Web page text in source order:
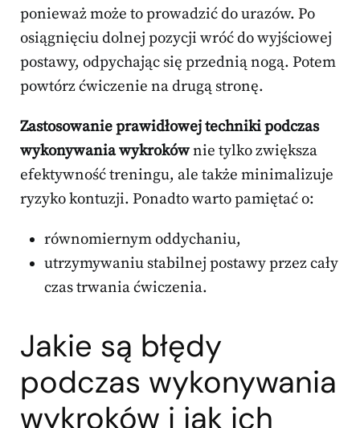
ponieważ może to prowadzić do urazów. Po
osiągnięciu dolnej pozycji wróć do wyjściowej
postawy, odpychając się przednią nogą. Potem
powtórz ćwiczenie na drugą stronę.
Zastosowanie prawidłowej techniki podczas
wykonywania wykrokównie tylko zwiększa
efektywność treningu, ale także minimalizuje
ryzyko kontuzji. Ponadto warto pamiętać o:
równomiernym oddychaniu,
utrzymywaniu stabilnej postawy przez cały
czas trwania ćwiczenia.
Jakie są błędy
podczas wykonywania
wykroków i jak ich